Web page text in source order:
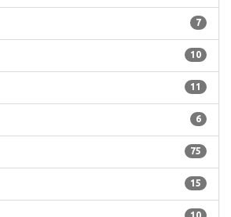
7
10
11
6
75
15